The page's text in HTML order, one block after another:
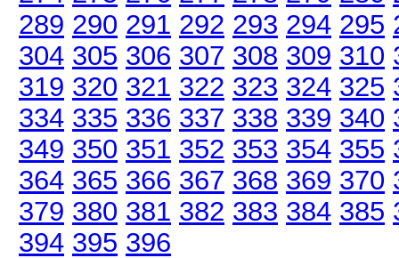
289 290 291 292 293 294 295
304 305 306 307 308 309 310
319 320 321 322 323 324 325
334 335 336 337 338 339 340
349 350 351 352 353 354 355
364 365 366 367 368 369 370
379 380 381 382 383 384 385
394 395 396